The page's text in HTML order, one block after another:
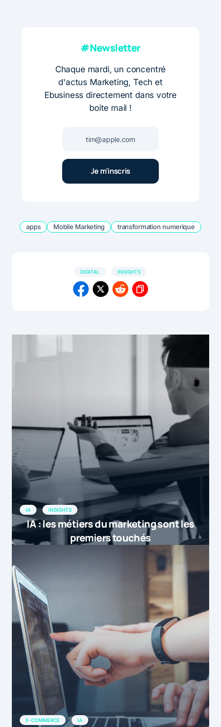
#Newsletter
Chaque mardi, un concentré
d'actus Marketing, Tech et
Ebusiness directement dans votre
boite mail !
apps Mobile Marketing transformation numerique
DIGITAL INSIGHTS
IA INSIGHTS
IA : les métiers du marketing sont les
premiers touchés
E-COMMERCE IA